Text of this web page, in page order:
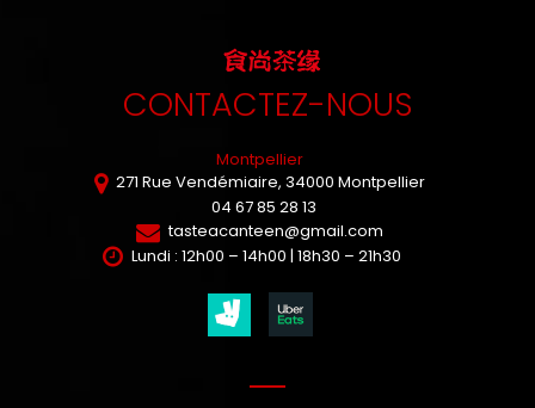
CONTACTEZ-NOUS
Montpellier
271 Rue Vendémiaire, 34000 Montpellier
04 67 85 28 13
tasteacanteen@gmail.com
Lundi : 12h00 – 14h00 | 18h30 – 21h30